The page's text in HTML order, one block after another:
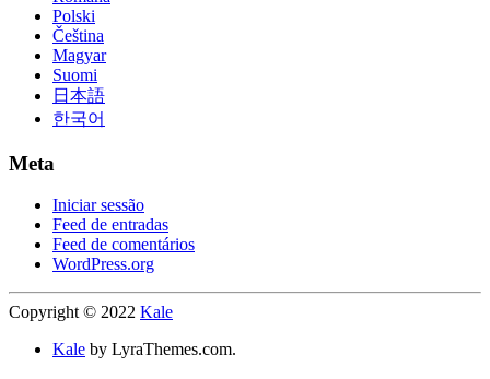
Polski
Čeština
Magyar
Suomi
日本語
한국어
Meta
Iniciar sessão
Feed de entradas
Feed de comentários
WordPress.org
Copyright © 2022 Kale
Kale by LyraThemes.com.